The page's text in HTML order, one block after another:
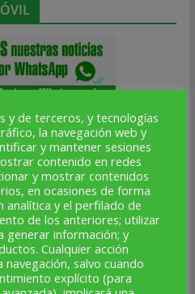
y de terceros, y tecnologías
la navegación web y
y mantener sesiones
contenido en redes
y mostrar contenidos
en ocasiones de forma
analítica y el perfilado de
de los anteriores; utilizar
generar información; y
Cualquier acción
salvo cuando
explícito (para